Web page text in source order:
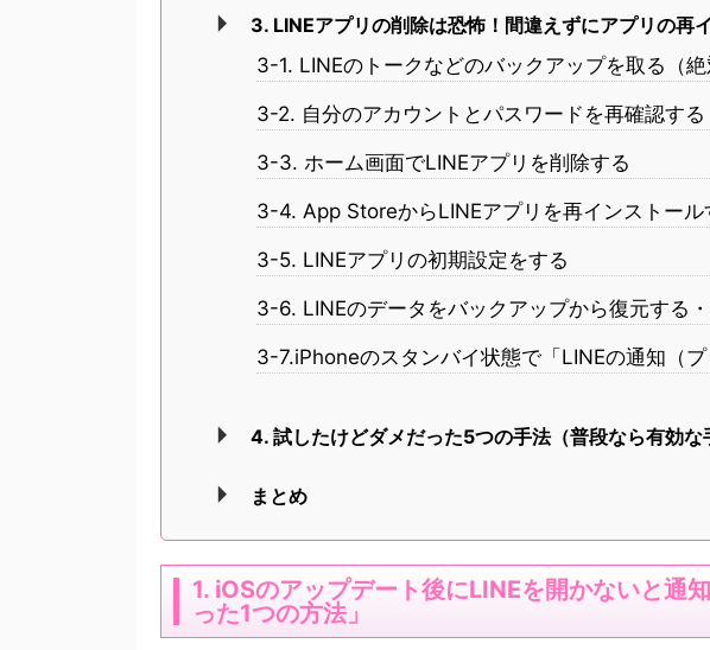
3. LINEアプリの削除は恐怖！間違えずにアプリの再
3-1. LINEのトークなどのバックアップを取る（絶
3-2. 自分のアカウントとパスワードを再確認する
3-3. ホーム画面でLINEアプリを削除する
3-4. App StoreからLINEアプリを再インストール
3-5. LINEアプリの初期設定をする
3-6. LINEのデータをバックアップから復元する
3-7.iPhoneのスタンバイ状態で「LINEの通知（
4. 試したけどダメだった5つの手法（普段なら有効な
まとめ
1. iOSのアップデート後にLINEを開かないと通
った1つの方法」